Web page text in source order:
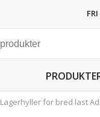
Lagerhyller for bred last